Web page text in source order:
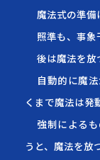
魔法式の準備
照準も、事象
後は魔法を放
自動的に魔法
くまで魔法は発
強制によるも
うと、魔法を放